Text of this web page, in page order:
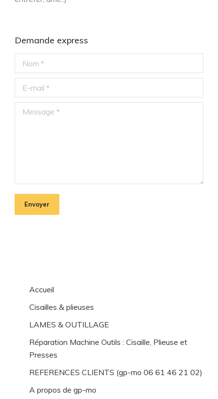
Demande express
Nom *
E-mail *
Message *
Envoyer
Accueil
Cisailles & plieuses
LAMES & OUTILLAGE
Réparation Machine Outils : Cisaille, Plieuse et
Presses
REFERENCES CLIENTS (gp-mo 06 61 46 21 02)
A propos de gp-mo